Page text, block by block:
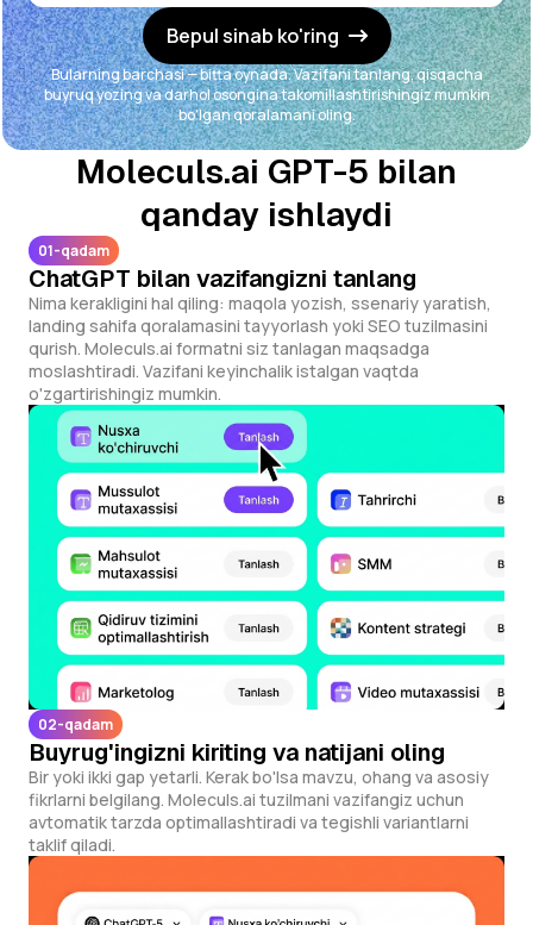
Bepul sinab ko'ring
Bularning barchasi — bitta oynada. Vazifani tanlang, qisqacha
buyruq yozing va darhol osongina takomillashtirishingiz mumkin
bo'lgan qoralamani oling.
Moleculs.ai GPT-5 bilan
qanday ishlaydi
01-qadam
ChatGPT bilan vazifangizni tanlang
Nima kerakligini hal qiling: maqola yozish, ssenariy yaratish,
landing sahifa qoralamasini tayyorlash yoki SEO tuzilmasini
qurish. Moleculs.ai formatni siz tanlagan maqsadga
moslashtiradi. Vazifani keyinchalik istalgan vaqtda
o'zgartirishingiz mumkin.
02-qadam
Buyrug'ingizni kiriting va natijani oling
Bir yoki ikki gap yetarli. Kerak bo'lsa mavzu, ohang va asosiy
fikrlarni belgilang. Moleculs.ai tuzilmani vazifangiz uchun
avtomatik tarzda optimallashtiradi va tegishli variantlarni
taklif qiladi.